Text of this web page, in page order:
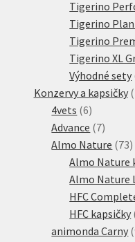
Tigerino
Tigerino
Tigerino
Tigerino XL
Výhodné sety
Konzervy a kapsičky
4vets 66
produktů
Advance 77
Almo Nature 7373
Almo Nature
Almo Nature
HFC
HFC kapsičky
animonda Carny